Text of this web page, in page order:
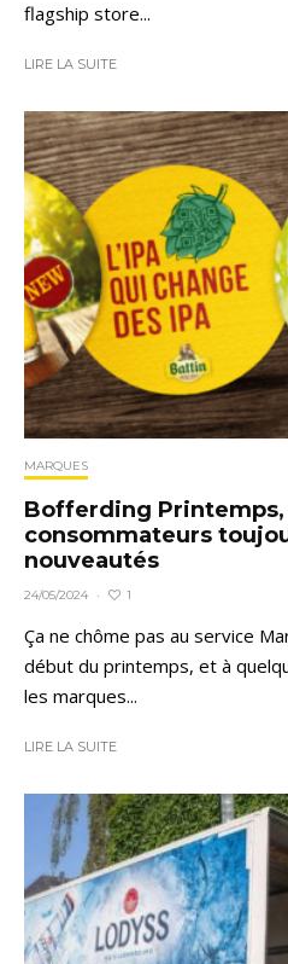
flagship store...
LIRE LA SUITE
MARQUES
Bofferding
consommateurs
nouveautés
24/05/2024 · 1
Ça ne chôme pas au service
début du printemps, et à
les marques...
LIRE LA SUITE